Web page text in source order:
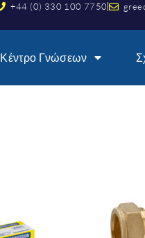
+44 (0) 330 100 7750
Κέντρο Γνώσεων